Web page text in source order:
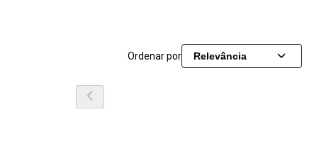
Ordenar por Relevância